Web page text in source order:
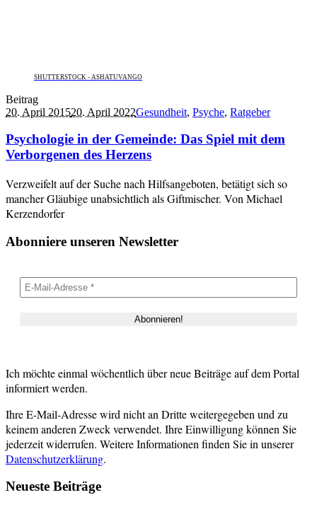
SHUTTERSTOCK - ASHATUVANGO
Beitrag
20. April 201520. April 2022Gesundheit, Psyche, Ratgeber
Psychologie in der Gemeinde: Das Spiel mit dem
Verborgenen des Herzens
Verzweifelt auf der Suche nach Hilfsangeboten, betätigt sich so
mancher Gläubige unabsichtlich als Giftmischer. Von Michael
Kerzendorfer
Abonniere unseren Newsletter
Ich möchte einmal wöchentlich über neue Beiträge auf dem Portal
informiert werden.
Ihre E-Mail-Adresse wird nicht an Dritte weitergegeben und zu
keinem anderen Zweck verwendet. Ihre Einwilligung können Sie
jederzeit widerrufen. Weitere Informationen finden Sie in unserer
Datenschutzerklärung.
Neueste Beiträge